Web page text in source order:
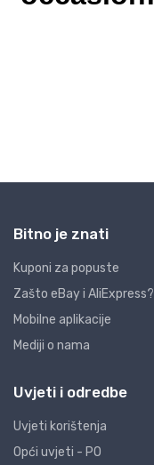
Bitno je znati
Kuponi za popuste
Zašto eBay i AliExpress?
Mobilne aplikacije
Mediji o nama
Uvjeti i odredbe
Uvjeti korištenja
Opći uvjeti - PO